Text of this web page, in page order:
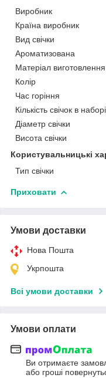
Виробник
Країна виробник
Вид свічки
Ароматизована
Матеріал виготовлення
Колір
Час горіння
Кількість свічок в наборі
Діаметр свічки
Висота свічки
Користувальницькі
Тип свічки
Приховати
Умови доставки
Нова Пошта
Укрпошта
Всі умови доставки
Умови оплати
Ви отримаєте
або гроші